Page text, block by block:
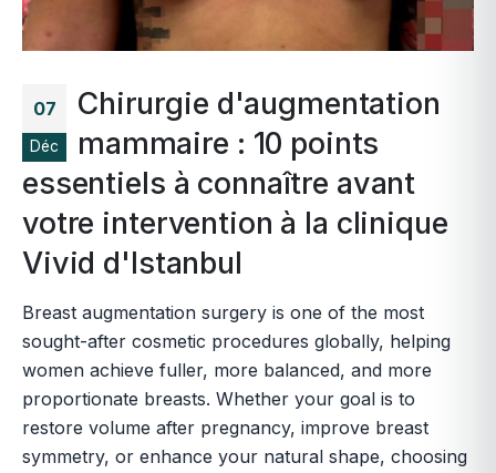
07
Déc
Chirurgie d'augmentation
mammaire : 10 points
essentiels à connaître avant
votre intervention à la clinique
Vivid d'Istanbul
Breast augmentation surgery is one of the most
sought-after cosmetic procedures globally, helping
women achieve fuller, more balanced, and more
proportionate breasts. Whether your goal is to
restore volume after pregnancy, improve breast
symmetry, or enhance your natural shape, choosing